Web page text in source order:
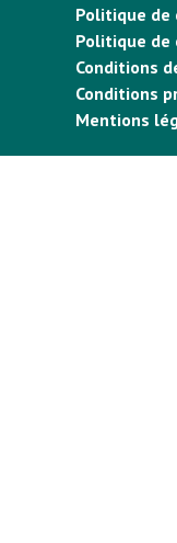
Politique de
Politique
Conditions
Conditions
Mentions